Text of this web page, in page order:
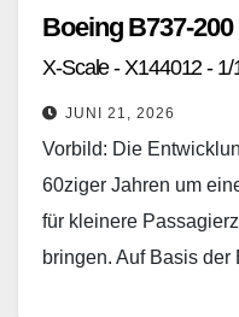
Boeing B737-
X-Scale - X144012 - 1/
JUNI 21, 2026
Vorbild: Die
60ziger Jahren um
für kleinere
bringen. Auf Basis